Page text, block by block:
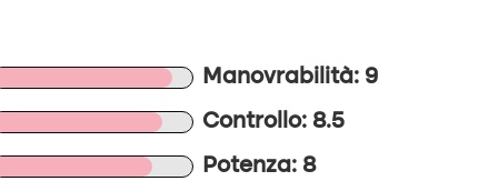
Manovrabilità: 9
Controllo: 8.5
Potenza: 8